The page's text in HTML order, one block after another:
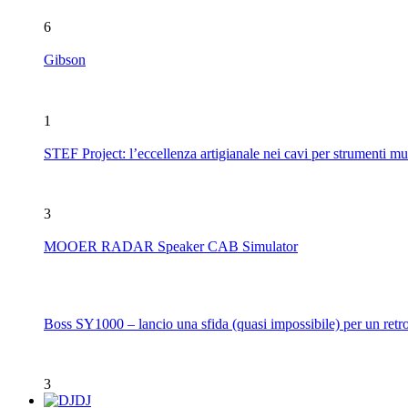
6
Gibson
1
STEF Project: l’eccellenza artigianale nei cavi per strumenti
3
MOOER RADAR Speaker CAB Simulator
Boss SY1000 – lancio una sfida (quasi impossibile) per un
3
DJ